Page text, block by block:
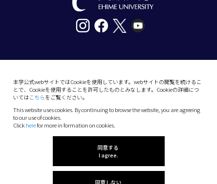
本学公式webサイトではCookieを使用しています。webサイトの閲覧を続けるこ
とで、Cookieを使用することを許可したものとみなします。Cookieの詳細につ
いてはこちらをご覧ください。
This website uses cookies. By continuing to browse the website, you are agreeing
to our use of cookies.
Clickherefor more in formation on cookies.
同意する
I agree.
同意しない
10-13 Dogo-Himata, Matsuyama, Ehime 790-
Phone: +81 89-927-9000
(C) 2026 Ehime University.